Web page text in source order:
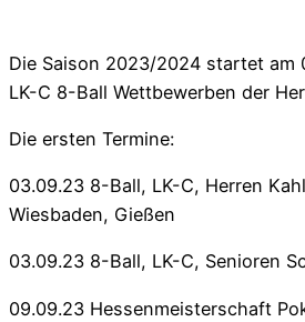
Die Saison 2023/2024 startet am
LK-C 8-Ball Wettbewerben der
Die ersten Termine:
03.09.23 8-Ball, LK-C, Herren
Wiesbaden, Gießen
03.09.23 8-Ball, LK-C, Senioren
09.09.23 Hessenmeisterschaft